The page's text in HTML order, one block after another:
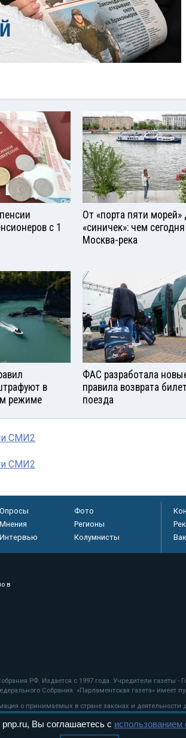
с 1
От «порта пяти морей»
«синичек»: чем
Москва-река
в
режиме
ФАС разработала
правила возврата
поезда
СМИ2
СМИ2
Опросы
Фото
Мнения
Регионы
Интервью Колумнисты
в
РФ. Издается с 1997 года. Учредители газеты
Собрания. «Парламентская газета» имеет
о принимаемых в стране законах и деятельности
pnp.ru, Вы соглашаетесь с